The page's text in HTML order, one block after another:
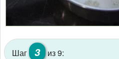
Шаг 3
из 9: